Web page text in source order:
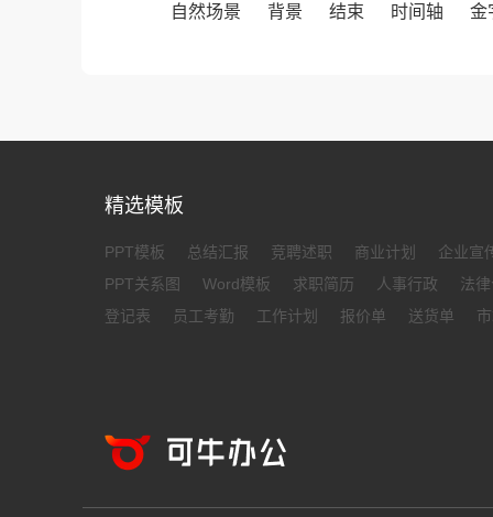
自然场景
背景 结束 时间轴 金
精选模板
PPT模板 总结汇报 竞聘述职 商业计划
企业宣
PPT关系图
Word模板 求职简历 人事行政
法
登记表
员工考勤 工作计划 报价单 送货单